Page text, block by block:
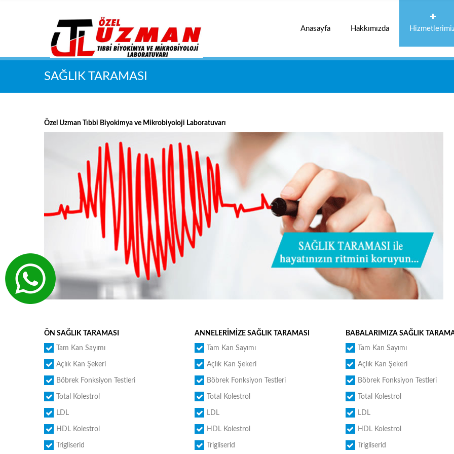
Anasayfa Hakkımızda
SAĞLIK TARAMASI
Özel Uzman Tıbbi Biyokimya ve Mikrobiyoloji Laboratuvarı
ÖN SAĞLIK TARAMASI
Tam Kan Sayımı
Açlık Kan Şekeri
Böbrek Fonksiyon Testleri
Total Kolestrol
LDL
HDL Kolestrol
Trigliserid
ANNELERİMİZE SAĞLIK TARAMASI
Tam Kan Sayımı
Açlık Kan Şekeri
Böbrek Fonksiyon Testleri
Total Kolestrol
LDL
HDL Kolestrol
Trigliserid
BABALARIMIZA SAĞLIK
Tam Kan Sayımı
Açlık Kan Şekeri
Böbrek Fonksiyon Testleri
Total Kolestrol
LDL
HDL Kolestrol
Trigliserid